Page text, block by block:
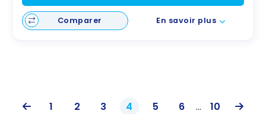
Comparer En savoir plus
1 2 3 4 5 6 ... 10